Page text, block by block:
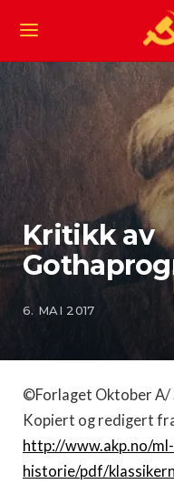
Kritikk av
6. MAI 2017
©Forlaget Oktober A/
Kopiert og redigert
http://www.akp.no/ml-
historie/pdf/